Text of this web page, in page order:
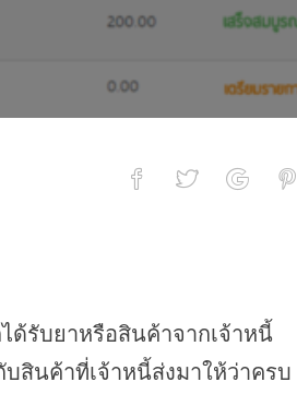
ด้รับยาหรือสินค้าจากเจ้าหนี้
สินค้าที่เจ้าหนี้ส่งมาให้ว่าครบ